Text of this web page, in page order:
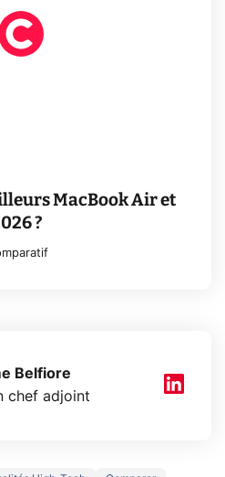
MacBook Air et
?
Belfiore
chef adjoint